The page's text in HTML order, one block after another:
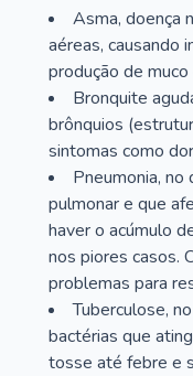
Asma, doença
aéreas, causando
produção de
Bronquite
brônquios
sintomas como
Pneumonia, no
pulmonar e que
haver o acúmulo
nos piores casos.
problemas para
Tuberculose,
bactérias que
tosse até febre e